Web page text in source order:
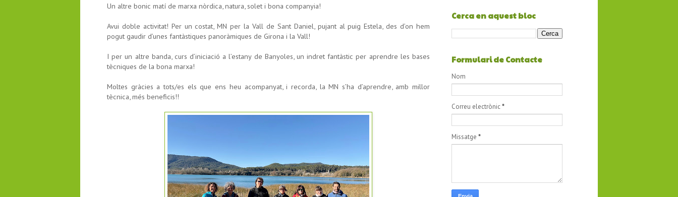
Un altre bonic matí de marxa nòrdica, natura, solet i bona companyia!
Avui doble activitat! Per un costat, MN per la Vall de Sant Daniel, pujant al puig Estela, des d’on hem
pogut gaudir d’unes fantàstiques panoràmiques de Girona i la Vall!
I per un altre banda, curs d’iniciació a l’estany de Banyoles, un indret fantàstic per aprendre les bases
tècniques de la bona marxa!
Moltes gràcies a tots/es els que ens heu acompanyat, i recorda, la MN s’ha d’aprendre, amb millor
tècnica, més beneficis!!
Cerca en aquest bloc
Formulari de Contacte
Nom
Correu electrònic*
Missatge *